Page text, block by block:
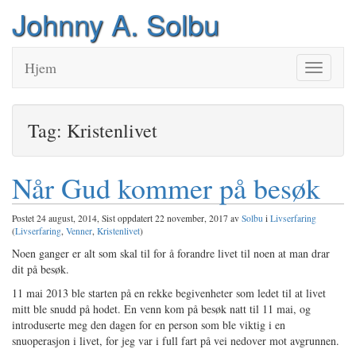
Johnny A. Solbu
Veksle
Hjem
Tag: Kristenlivet
Når Gud kommer på besøk
Postet 24 august, 2014, Sist oppdatert 22 november, 2017 av Solbu i Livserfaring
(Livserfaring, Venner, Kristenlivet)
Noen ganger er alt som skal til for å forandre livet til noen at man drar
dit på besøk.
11 mai 2013 ble starten på en rekke begivenheter som ledet til at livet
mitt ble snudd på hodet. En venn kom på besøk natt til 11 mai, og
introduserte meg den dagen for en person som ble viktig i en
snuoperasjon i livet, for jeg var i full fart på vei nedover mot avgrunnen.